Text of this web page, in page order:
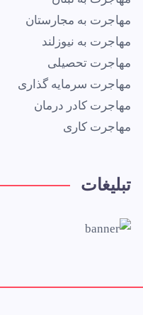
مهاجرت به مجارستان
مهاجرت به نیوزلند
مهاجرت تحصیلی
مهاجرت سرمایه گذاری
مهاجرت کادر درمان
مهاجرت کاری
تبلیغات